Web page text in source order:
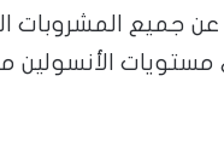
جميع المشروبات
مستويات الأنسولين